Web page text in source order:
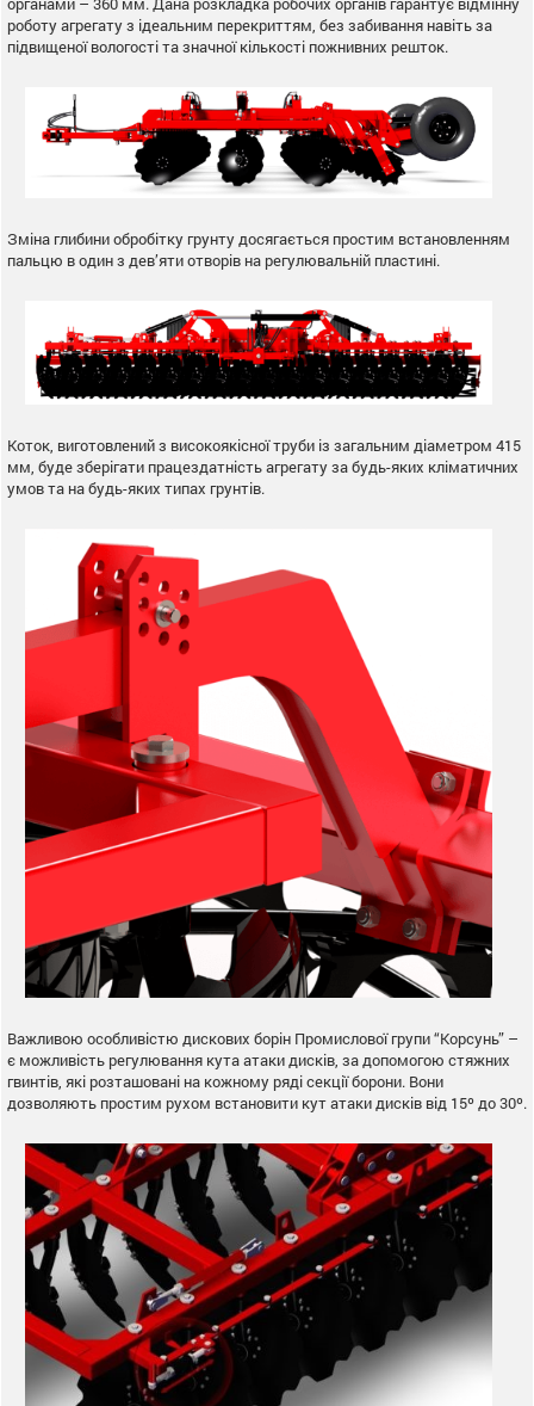
роботу агрегату з ідеальним перекриттям, без забивання навіть за
підвищеної вологості та значної кількості пожнивних решток.
Зміна глибини обробітку грунту досягається простим встановленням
пальцю в один з дев’яти отворів на регулювальній пластині.
Коток, виготовлений з високоякісної труби із загальним діаметром 415
мм, буде зберігати працездатність агрегату за будь-яких кліматичних
умов та на будь-яких типах грунтів.
Важливою особливістю дискових борін Промислової групи “Корсунь” –
є можливість регулювання кута атаки дисків, за допомогою стяжних
гвинтів, які розташовані на кожному ряді секції борони. Вони
дозволяють простим рухом встановити кут атаки дисків від 15º до 30º.